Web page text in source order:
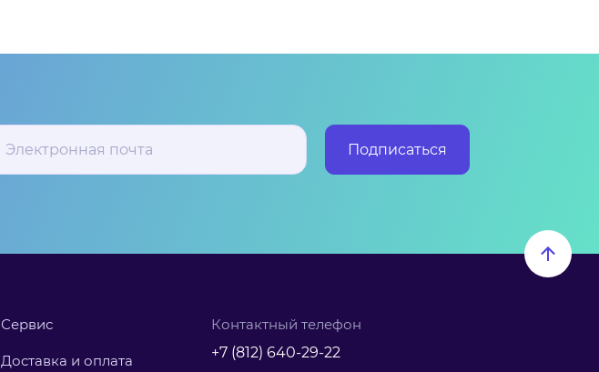
Подписаться
Сервис
Доставка и оплата
Контактный телефон
+7 (812) 640-29-22